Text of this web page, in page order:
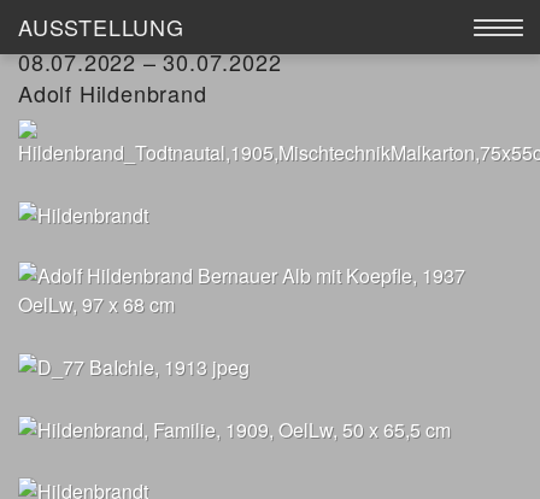
AUSSTELLUNG
AUSSTELLUNG
WERKE
KÜNSTLER
KATALOGE
ADOLF HILDENBRAND
08.07.2022 – 30.07.2022
Adolf Hildenbrand